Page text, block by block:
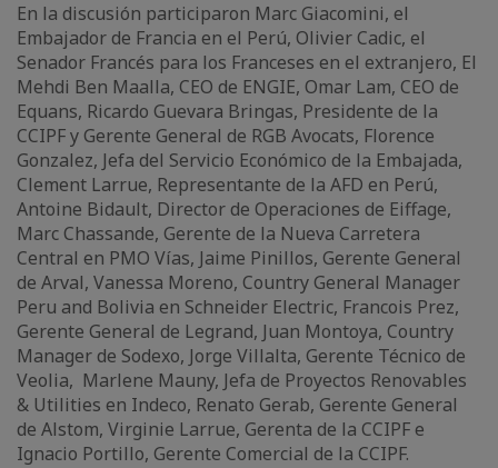
En la discusión participaron Marc Giacomini, el
Embajador de Francia en el Perú, Olivier Cadic, el
Senador Francés para los Franceses en el extranjero, El
Mehdi Ben Maalla, CEO de ENGIE, Omar Lam, CEO de
Equans, Ricardo Guevara Bringas, Presidente de la
CCIPF y Gerente General de RGB Avocats, Florence
Gonzalez, Jefa del Servicio Económico de la Embajada,
Clement Larrue, Representante de la AFD en Perú,
Antoine Bidault, Director de Operaciones de Eiffage,
Marc Chassande, Gerente de la Nueva Carretera
Central en PMO Vías, Jaime Pinillos, Gerente General
de Arval, Vanessa Moreno, Country General Manager
Peru and Bolivia en Schneider Electric, Francois Prez,
Gerente General de Legrand, Juan Montoya, Country
Manager de Sodexo, Jorge Villalta, Gerente Técnico de
Veolia, Marlene Mauny, Jefa de Proyectos Renovables
& Utilities en Indeco, Renato Gerab, Gerente General
de Alstom, Virginie Larrue, Gerenta de la CCIPF e
Ignacio Portillo, Gerente Comercial de la CCIPF.